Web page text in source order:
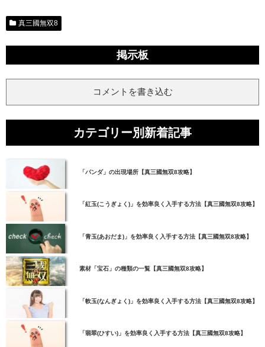
真三國無双8
掲示板
コメントを書き込む
カテゴリー別新着記事
「パンダ」の出現場所【真三國無双8攻略】
「紅玉(こうぎょく)」を効率良く入手する方法【真三國無双8攻略】
「青玉(あおだま)」を効率良く入手する方法【真三國無双8攻略】
素材「宝石」の種類の一覧【真三國無双8攻略】
「軟玉(なんぎょく)」を効率良く入手する方法【真三國無双8攻略】
「翡翠(ひすい)」を効率良く入手する方法【真三國無双8攻略】